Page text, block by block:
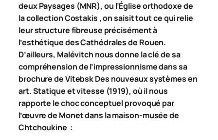
deuxPaysages (MNR), ou l’Église orthodoxede
la collection Costakis , on saisit tout ce qui relie
leur structure fibreuse précisément à
l’esthétique desCathédrales de Rouen.
D’ailleurs, Malévitch nous donne la clé de sa
compréhension de l’impressionnisme dans sa
brochure de VitebskDes nouveaux systèmes en
art. Statique et vitesse (1919), où il nous
rapporte le choc conceptuel provoqué par
l’œuvre de Monet dans la maison-musée de
Chtchoukine :